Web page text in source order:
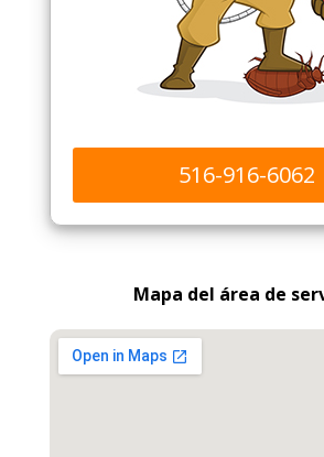
516-916-6062
Mapa del área de